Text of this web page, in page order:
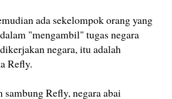
ada sekelompok orang yang
"mengambil" tugas negara
negara, itu adalah
Refly.
Refly, negara abai